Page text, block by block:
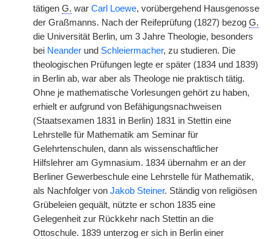
tätigen G. war Carl Loewe, vorübergehend Hausgenosse
der Graßmanns. Nach der Reifeprüfung (1827) bezog G.
die Universität Berlin, um 3 Jahre Theologie, besonders
bei Neander und Schleiermacher, zu studieren. Die
theologischen Prüfungen legte er später (1834 und 1839)
in Berlin ab, war aber als Theologe nie praktisch tätig.
Ohne je mathematische Vorlesungen gehört zu haben,
erhielt er aufgrund von Befähigungsnachweisen
(Staatsexamen 1831 in Berlin) 1831 in Stettin eine
Lehrstelle für Mathematik am Seminar für
Gelehrtenschulen, dann als wissenschaftlicher
Hilfslehrer am Gymnasium. 1834 übernahm er an der
Berliner Gewerbeschule eine Lehrstelle für Mathematik,
als Nachfolger von Jakob Steiner. Ständig von religiösen
Grübeleien gequält, nützte er schon 1835 eine
Gelegenheit zur Rückkehr nach Stettin an die
Ottoschule. 1839 unterzog er sich in Berlin einer